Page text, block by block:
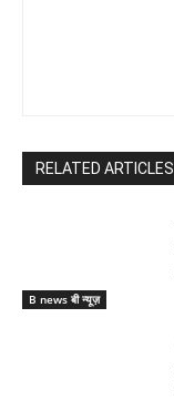
RELATED ARTICLES
B news बी न्यूज़